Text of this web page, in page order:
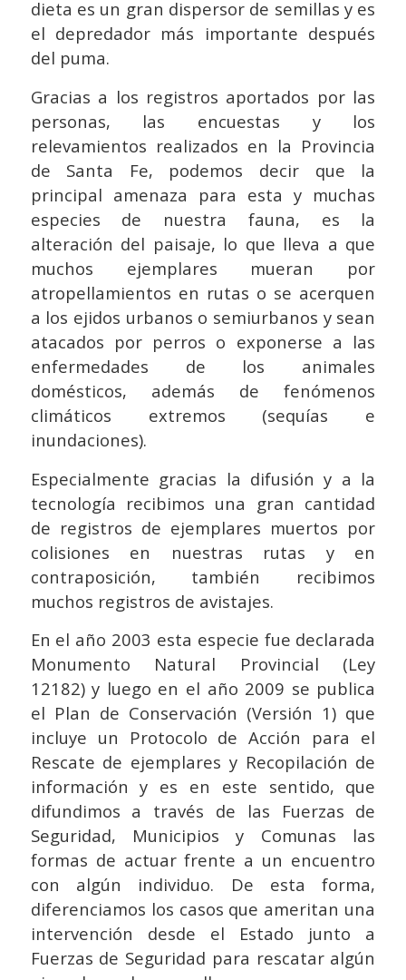
dieta es un gran dispersor de semillas y es
el depredador más importante después
del puma.
Gracias a los registros aportados por las
personas, las encuestas y los
relevamientos realizados en la Provincia
de Santa Fe, podemos decir que la
principal amenaza para esta y muchas
especies de nuestra fauna, es la
alteración del paisaje, lo que lleva a que
muchos ejemplares mueran por
atropellamientos en rutas o se acerquen
a los ejidos urbanos o semiurbanos y sean
atacados por perros o exponerse a las
enfermedades de los animales
domésticos, además de fenómenos
climáticos extremos (sequías e
inundaciones).
Especialmente gracias la difusión y a la
tecnología recibimos una gran cantidad
de registros de ejemplares muertos por
colisiones en nuestras rutas y en
contraposición, también recibimos
muchos registros de avistajes.
En el año 2003 esta especie fue declarada
Monumento Natural Provincial (Ley
12182) y luego en el año 2009 se publica
el Plan de Conservación (Versión 1) que
incluye un Protocolo de Acción para el
Rescate de ejemplares y Recopilación de
información y es en este sentido, que
difundimos a través de las Fuerzas de
Seguridad, Municipios y Comunas las
formas de actuar frente a un encuentro
con algún individuo. De esta forma,
diferenciamos los casos que ameritan una
intervención desde el Estado junto a
Fuerzas de Seguridad para rescatar algún